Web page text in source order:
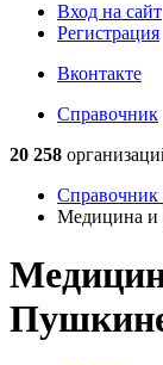
Вход на сайт
Регистрация
Вконтакте
Справочник
20 258
Медицина и